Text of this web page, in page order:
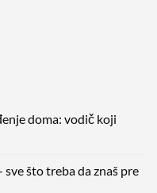
doma: vodič koji
što treba da znaš pre